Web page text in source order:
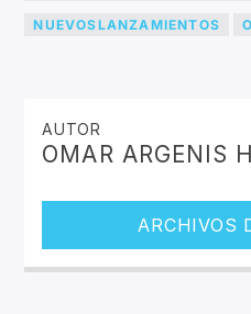
NUEVOSLANZAMIENTOS
AUTOR
OMAR ARGENIS
ARCHIVOS